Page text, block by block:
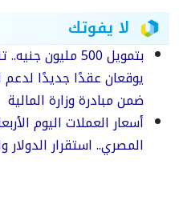
لا يفوتك
بتمويل 500
يوقعان عقدًا جديدًا
ضمن مبادرة وزارة المالية
المصري.. استقرار الدولار